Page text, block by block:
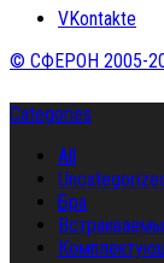
VKontakte
© СФЕРОН 2005-
Categories
All
Бра